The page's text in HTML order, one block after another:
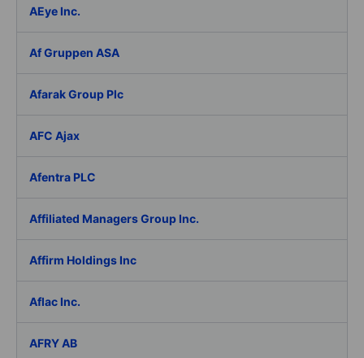
AEye Inc.
Af Gruppen ASA
Afarak Group Plc
AFC Ajax
Afentra PLC
Affiliated Managers Group Inc.
Affirm Holdings Inc
Aflac Inc.
AFRY AB